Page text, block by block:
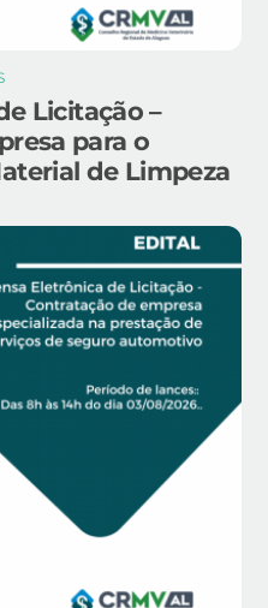
Licitação –
para o
de Limpeza